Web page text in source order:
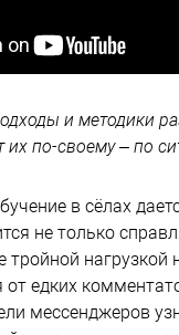
и методики
их по-своему – по
в сёлах
не только
тройной нагрузкой
от едких
мессенджеров